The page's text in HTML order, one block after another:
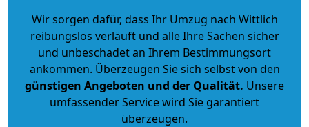
Wir sorgen dafür, dass Ihr Umzug nach Wittlich
reibungslos verläuft und alle Ihre Sachen sicher
und unbeschadet an Ihrem Bestimmungsort
ankommen. Überzeugen Sie sich selbst von den
günstigen Angeboten und der Qualität. Unsere
umfassender Service wird Sie garantiert
überzeugen.